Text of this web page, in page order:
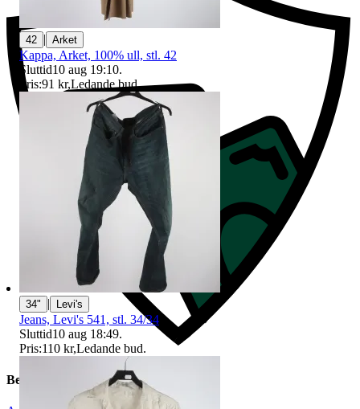
Beskrivning
42 | Arket
Kappa, Arket, 100% ull, stl. 42
Sluttid10 aug 19:10.
Pris:91 kr,Ledande bud.
34" | Levi's
Jeans, Levi's 541, stl. 34/34
Sluttid10 aug 18:49.
Pris:110 kr,Ledande bud.